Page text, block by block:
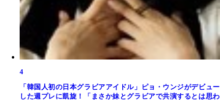
4
「韓国人初の日本グラビアアイドル」ピョ・ウンジがデビュー
した週プレに凱旋！「まさか妹とグラビアで共演するとは思わ